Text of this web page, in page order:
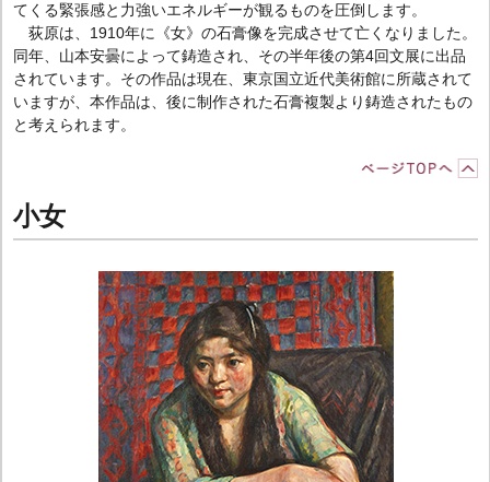
てくる緊張感と力強いエネルギーが観るものを圧倒します。
荻原は、1910年に《女》の石膏像を完成させて亡くなりました。
同年、山本安曇によって鋳造され、その半年後の第4回文展に出品
されています。その作品は現在、東京国立近代美術館に所蔵されて
いますが、本作品は、後に制作された石膏複製より鋳造されたもの
と考えられます。
小女